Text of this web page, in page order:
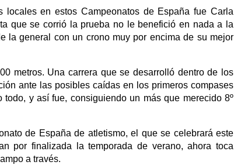
en estos Campeonatos de España fue Carla
que se corrió la prueba no le benefició en nada a la
la general con un crono muy por encima de su mejor
metros. Una carrera que se desarrolló dentro de los
ante las posibles caídas en los primeros compases
y así fue, consiguiendo un más que merecido 8º
de España de atletismo, el que se celebrará este
por finalizada la temporada de verano, ahora toca
a través.